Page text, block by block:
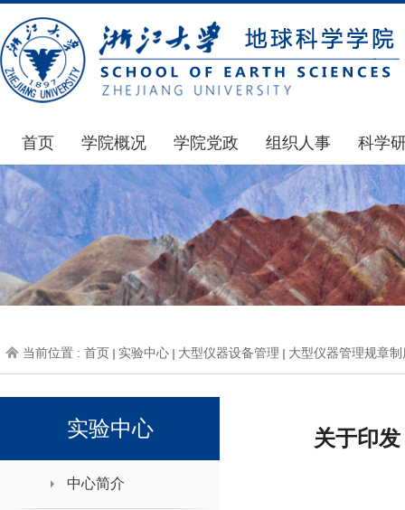
首页 学院概况
学院简介
发展简史
组织机构
师资力量
学院院刊
学院党政
通知公告
学院发文
党委会议纪要
党政联席会议纪要
人力资源会议纪要
办事指南
组织人事
通知公告
博士后管理
人才招聘
年度考核
职称晋升
下载专区
科学
国家
科研
通知
科研
下载
地科
当前位置 : 首页 实验中心 大型仪器设备管理 大型仪器管理规章制
实验中心
中心简介
关于印